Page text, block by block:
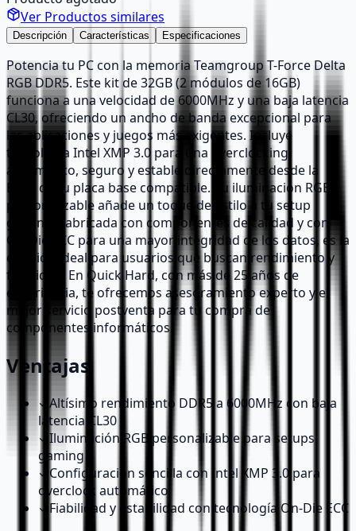
Ver Productos similares
Descripción Características Especificaciones
Potencia tu PC con la memoria Teamgroup T-Force Delta
RGB DDR5. Este kit de 32GB (2 módulos de 16GB)
funciona a una velocidad de 6000MHz y una baja latencia
CL30, ofreciendo un ancho de banda excepcional para
las aplicaciones y juegos más exigentes. Incluye
tecnología Intel XMP 3.0 para una overclocking
automático, seguro y estable directamente desde la
BIOS de tu placa base compatible. Su iluminación RGB
personalizable añade un toque de estilo a tu setup
gaming. Fabricada con componentes de calidad y con
On-Die ECC para una mayor integridad de los datos, es la
elección ideal para usuarios que buscan rendimiento y
fiabilidad. En Quick Hard, con más de 25 años de
experiencia, te ofrecemos asesoramiento experto y el
mejor servicio postventa para tu compra de
componentes informáticos.
Ventajas
✓ Altísimo rendimiento DDR5 a 6000MHz con baja
latencia CL30
✓ Iluminación RGB personalizable para setups
gaming
✓ Configuración sencilla con Intel XMP 3.0 para
overclock automático
✓ Fiabilidad y estabilidad con tecnología On-Die ECC